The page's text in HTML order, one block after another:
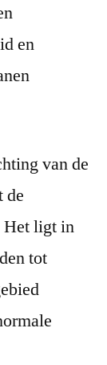
en
van de
de
Het ligt in
tot